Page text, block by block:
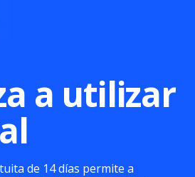
a utilizar
de 14 días permite a